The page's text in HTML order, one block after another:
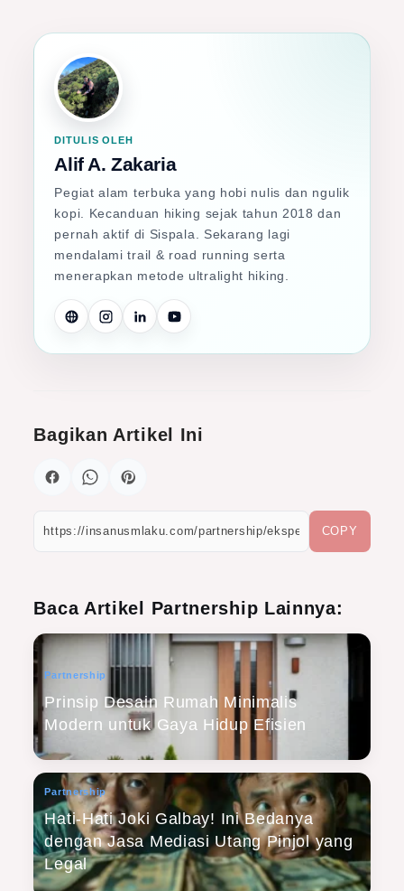
DITULIS OLEH
Alif A. Zakaria
Pegiat alam terbuka yang hobi nulis dan ngulik
kopi. Kecanduan hiking sejak tahun 2018 dan
pernah aktif di Sispala. Sekarang lagi
mendalami trail & road running serta
menerapkan metode ultralight hiking.
Bagikan Artikel Ini
COPY
Baca Artikel Partnership Lainnya:
Partnership
Prinsip Desain Rumah Minimalis
Modern untuk Gaya Hidup Efisien
Partnership
Hati-Hati Joki Galbay! Ini Bedanya
dengan Jasa Mediasi Utang Pinjol yang
Legal